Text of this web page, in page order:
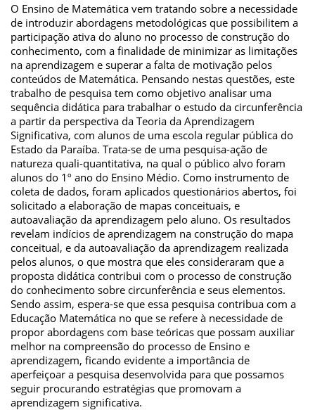
O Ensino de Matemática vem tratando sobre a necessidade
de introduzir abordagens metodológicas que possibilitem a
participação ativa do aluno no processo de construção do
conhecimento, com a finalidade de minimizar as limitações
na aprendizagem e superar a falta de motivação pelos
conteúdos de Matemática. Pensando nestas questões, este
trabalho de pesquisa tem como objetivo analisar uma
sequência didática para trabalhar o estudo da circunferência
a partir da perspectiva da Teoria da Aprendizagem
Significativa, com alunos de uma escola regular pública do
Estado da Paraíba. Trata-se de uma pesquisa-ação de
natureza quali-quantitativa, na qual o público alvo foram
alunos do 1º ano do Ensino Médio. Como instrumento de
coleta de dados, foram aplicados questionários abertos, foi
solicitado a elaboração de mapas conceituais, e
autoavaliação da aprendizagem pelo aluno. Os resultados
revelam indícios de aprendizagem na construção do mapa
conceitual, e da autoavaliação da aprendizagem realizada
pelos alunos, o que mostra que eles consideraram que a
proposta didática contribui com o processo de construção
do conhecimento sobre circunferência e seus elementos.
Sendo assim, espera-se que essa pesquisa contribua com a
Educação Matemática no que se refere à necessidade de
propor abordagens com base teóricas que possam auxiliar
melhor na compreensão do processo de Ensino e
aprendizagem, ficando evidente a importância de
aperfeiçoar a pesquisa desenvolvida para que possamos
seguir procurando estratégias que promovam a
aprendizagem significativa.